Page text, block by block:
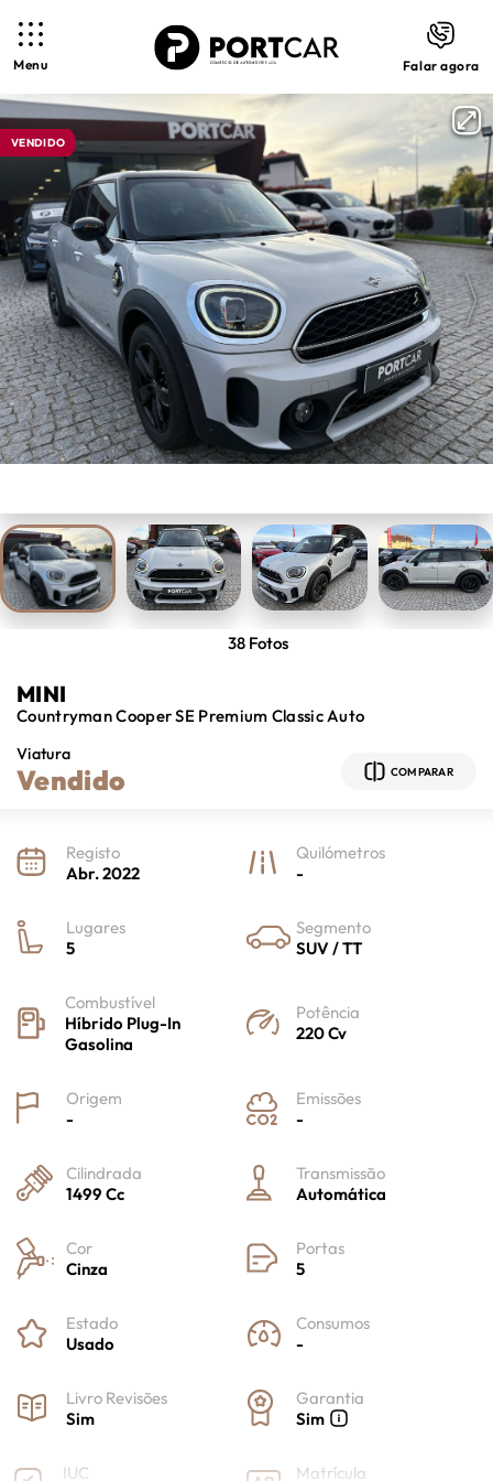
Menu Falar agora
VENDIDO
38Fotos
MINI
CountrymanCooper SE Premium Classic Auto
Viatura
Vendido COMPARAR
Registo
Abr. 2022
Quilómetros
-
Lugares
5
Segmento
SUV / TT
Combustível
Híbrido Plug-In
Gasolina
Potência
220 Cv
Origem
-
Emissões
-
Cilindrada
1499 Cc
Transmissão
Automática
Cor
Cinza
Portas
5
Estado
Usado
Consumos
-
Livro Revisões
Sim
Garantia
Sim
IUC
Matrícula